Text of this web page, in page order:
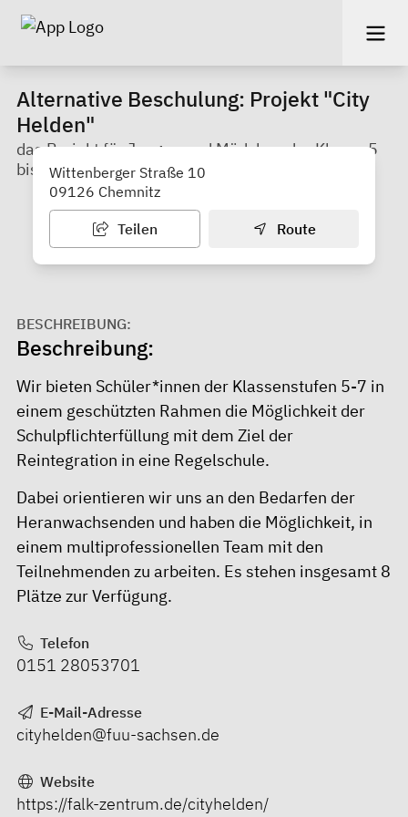
Alternative Beschulung: Projekt "City
Helden"
das Projekt für Jungen und Mädchen der Klasse 5
bis 7Wittenberger Straße 10
09126 Chemnitz
Teilen Route
BESCHREIBUNG:
Beschreibung:
Wir bieten Schüler*innen der Klassenstufen 5-7 in
einem geschützten Rahmen die Möglichkeit der
Schulpflichterfüllung mit dem Ziel der
Reintegration in eine Regelschule.
Dabei orientieren wir uns an den Bedarfen der
Heranwachsenden und haben die Möglichkeit, in
einem multiprofessionellen Team mit den
Teilnehmenden zu arbeiten. Es stehen insgesamt 8
Plätze zur Verfügung.
Telefon
0151 28053701
E-Mail-Adresse
cityhelden@fuu-sachsen.de
Website
https://falk-zentrum.de/cityhelden/